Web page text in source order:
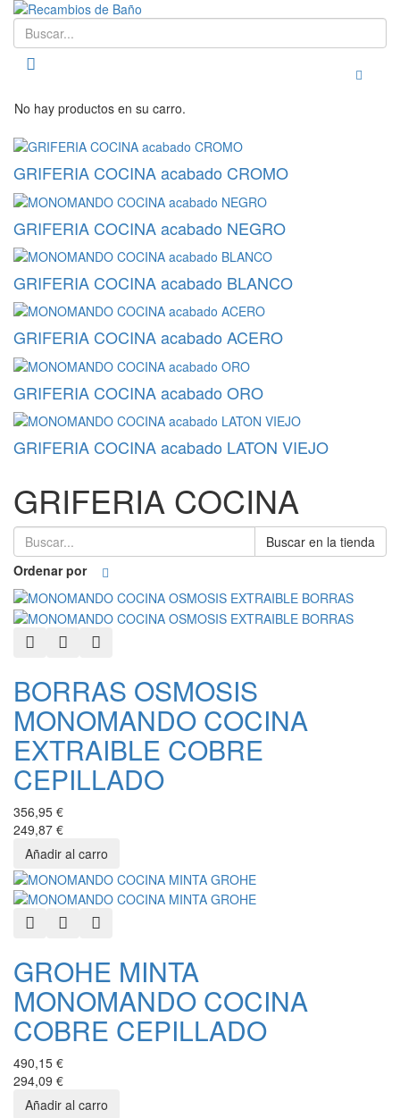
Buscar
Toggle
No hay productos en su carro.
GRIFERIA COCINA acabado CROMO
GRIFERIA COCINA acabado NEGRO
GRIFERIA COCINA acabado BLANCO
GRIFERIA COCINA acabado ACERO
GRIFERIA COCINA acabado ORO
GRIFERIA COCINA acabado LATON VIEJO
GRIFERIA COCINA
Buscar en la tienda
Ordenar por
Quick ViewAdd to Wishlist
BORRAS OSMOSIS
MONOMANDO COCINA
EXTRAIBLE COBRE
CEPILLADO
356,95 €
249,87 €
Quick ViewAdd to Wishlist
GROHE MINTA
MONOMANDO COCINA
COBRE CEPILLADO
490,15 €
294,09 €